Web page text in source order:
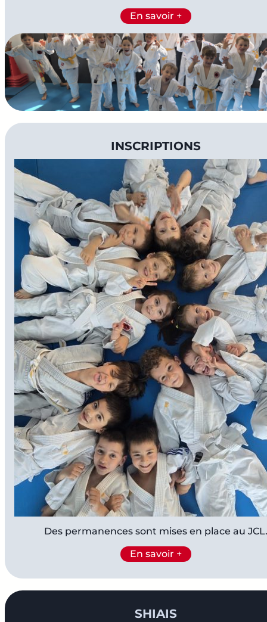
En savoir +
.
INSCRIPTIONS
Des permanences sont mises en place au JCL.
En savoir +
SHIAIS